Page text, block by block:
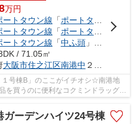
万円
ートタウン線 「ポートタウン東
ートタウン線 「ポートタウン西
ートタウン線 「中ふ頭」駅 徒歩18分
/ 71.05㎡
大阪市住之江区南港中 ２丁目
１号棟B」のここがイチオシ☆南港地
を買うのに便利なコクミンドラッグ
ガーデンハイツ24号棟